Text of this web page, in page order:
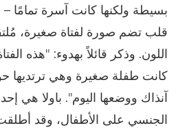
بسيطة ولكنها كانت آسرة تمامًا
قلب تضم صورة لفتاة صغيرة،
اللون. وذكر قائلاً بهدوء: "هذه
كانت طفلة صغيرة وهي ترتديها
آنذاك ووضعها اليوم". باولا هي
الجنسي على الأطفال، وقد أطلقت